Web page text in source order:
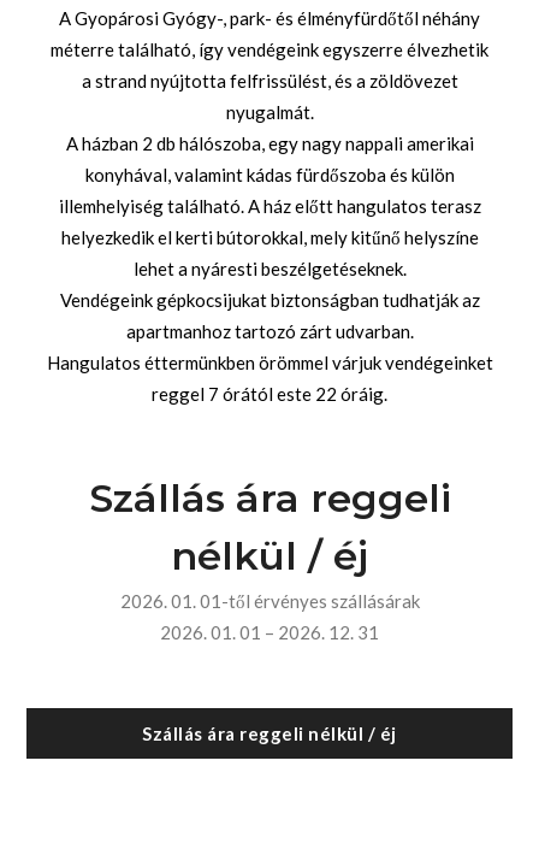
A Gyopárosi Gyógy-, park- és élményfürdőtől néhány
méterre található, így vendégeink egyszerre élvezhetik
a strand nyújtotta felfrissülést, és a zöldövezet
nyugalmát.
A házban 2 db hálószoba, egy nagy nappali amerikai
konyhával, valamint kádas fürdőszoba és külön
illemhelyiség található. A ház előtt hangulatos terasz
helyezkedik el kerti bútorokkal, mely kitűnő helyszíne
lehet a nyáresti beszélgetéseknek.
Vendégeink gépkocsijukat biztonságban tudhatják az
apartmanhoz tartozó zárt udvarban.
Hangulatos éttermünkben örömmel várjuk vendégeinket
reggel 7 órától este 22 óráig.
Szállás ára reggeli
nélkül / éj
2026. 01. 01-től érvényes szállásárak
2026. 01. 01 – 2026. 12. 31
Szállás ára reggeli nélkül / éj